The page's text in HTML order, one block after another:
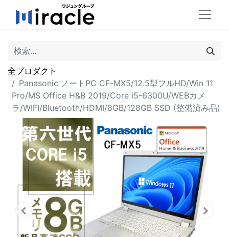
全プロダクト
Panasonic ノートPC CF-MX5/12.5型フルHD/Win 11
Pro/MS Office H&B 2019/Core i5-6300U/WEBカメ
ラ/WIFI/Bluetooth/HDMI/8GB/128GB SSD (整備済み品)